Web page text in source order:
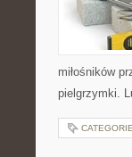
miłośników
pielgrzymki.